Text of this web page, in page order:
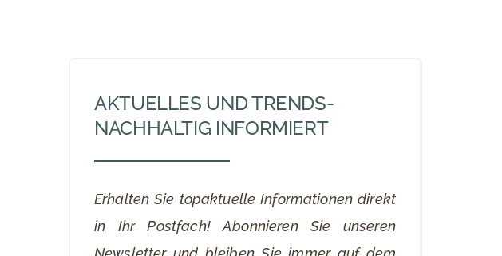
AKTUELLES UND TRENDS-
NACHHALTIG INFORMIERT
Erhalten Sie topaktuelle Informationen direkt
in Ihr Postfach! Abonnieren Sie unseren